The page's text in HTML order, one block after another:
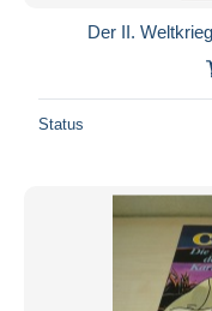
Der II.
Status